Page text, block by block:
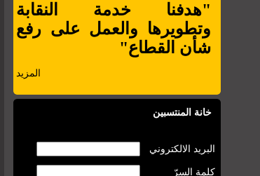
"هدفنا خدمة النقابة
وتطويرها والعمل على رفع
شأن القطاع"
المزيد
خانة المنتسبين
البريد الالكتروني
كلمة السرّ